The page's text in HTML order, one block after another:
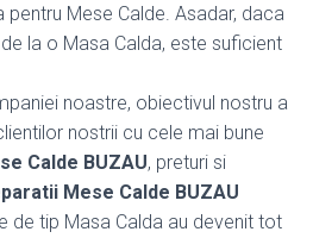
Mese Calde. Asadar, daca
la o Masa Calda, este suficient
noastre, obiectivul nostru a
nostrii cu cele mai bune
Calde BUZAU, preturi si
Mese Calde BUZAU
de tip Masa Calda au devenit tot